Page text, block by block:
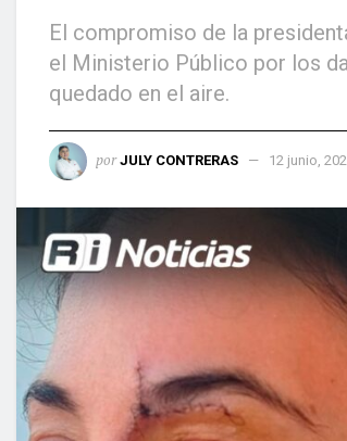
El compromiso de la
el Ministerio Público por los
quedado en el aire.
por JULY CONTRERAS 12 junio,